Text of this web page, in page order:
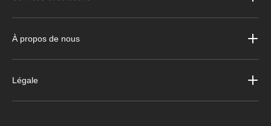
À propos de nous
Légale